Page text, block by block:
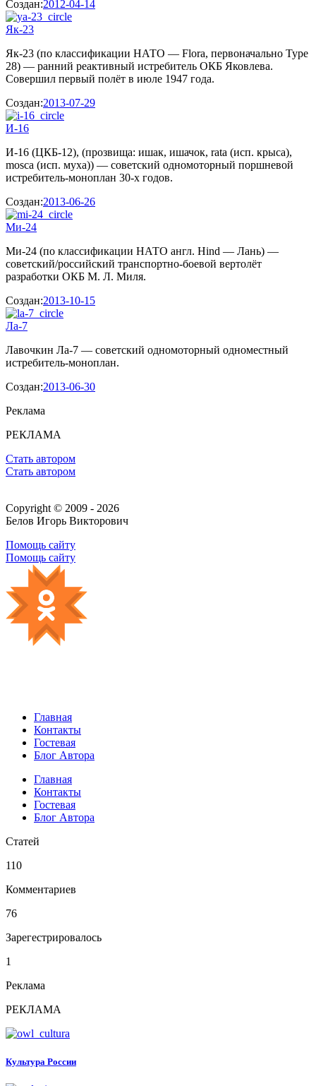
Создан:2012-04-14
Як-23
Як-23 (по классификации НАТО — Flora, первоначально Type
28) — ранний реактивный истребитель ОКБ Яковлева.
Совершил первый полёт в июле 1947 года.
Создан:2013-07-29
И-16
И-16 (ЦКБ-12), (прозвища: ишак, ишачок, rata (исп. крыса),
mosca (исп. муха)) — советский одномоторный поршневой
истребитель-моноплан 30-х годов.
Создан:2013-06-26
Ми-24
Ми-24 (по классификации НАТО англ. Hind — Лань) —
советский/российский транспортно-боевой вертолёт
разработки ОКБ М. Л. Миля.
Создан:2013-10-15
Ла-7
Лавочкин Ла-7 — советский одномоторный одноместный
истребитель-моноплан.
Создан:2013-06-30
Реклама
РЕКЛАМА
Стать автором
Стать автором
Copyright © 2009 - 2026
Белов Игорь Викторович
Помощь сайту
Помощь сайту
Главная
Контакты
Гостевая
Блог Автора
Главная
Контакты
Гостевая
Блог Автора
Статей
110
Комментариев
76
Зарегестрировалось
1
Реклама
РЕКЛАМА
Культура России